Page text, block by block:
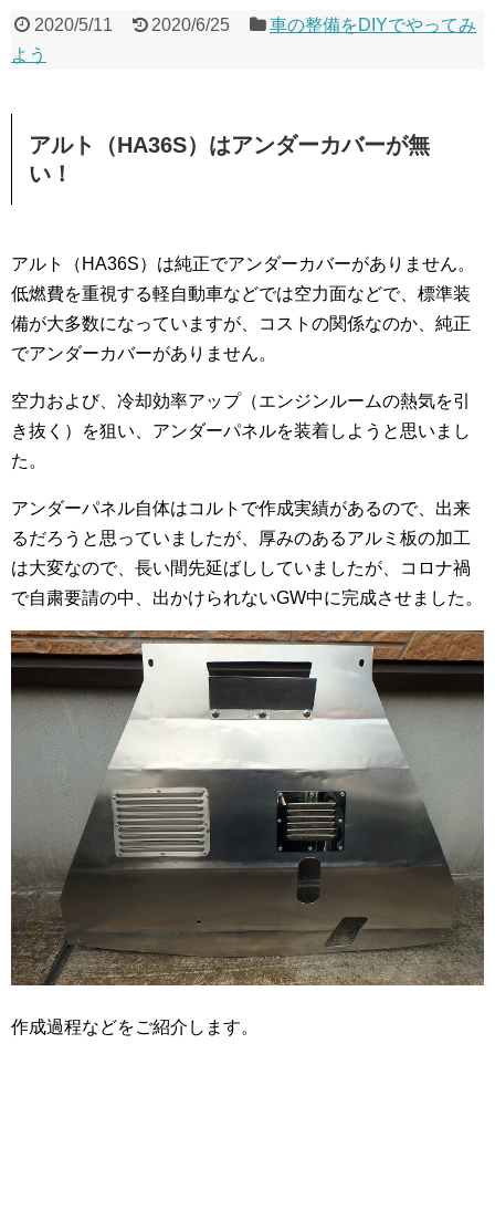
2020/5/11 2020/6/25
車の整備をDIYでやってみ
よう
アルト（HA36S）はアンダーカバーが無
い！
アルト（HA36S）は純正でアンダーカバーがありません。
低燃費を重視する軽自動車などでは空力面などで、標準装
備が大多数になっていますが、コストの関係なのか、純正
でアンダーカバーがありません。
空力および、冷却効率アップ（エンジンルームの熱気を引
き抜く）を狙い、アンダーパネルを装着しようと思いまし
た。
アンダーパネル自体はコルトで作成実績があるので、出来
るだろうと思っていましたが、厚みのあるアルミ板の加工
は大変なので、長い間先延ばししていましたが、コロナ禍
で自粛要請の中、出かけられないGW中に完成させました。
作成過程などをご紹介します。